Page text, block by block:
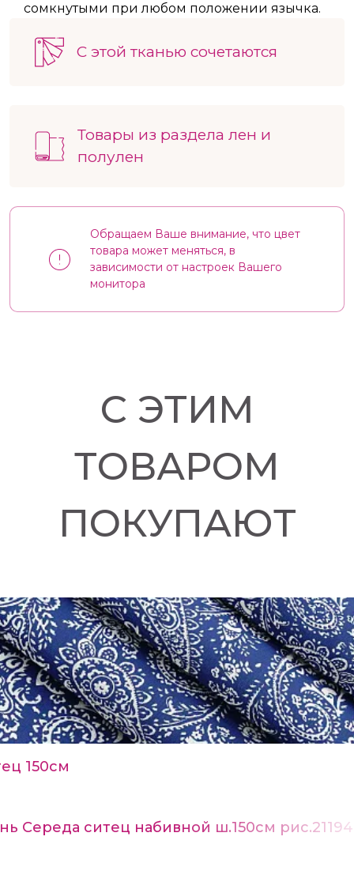
сомкнутыми при любом положении язычка.
С этой тканью сочетаются
Товары из раздела лен и
полулен
Обращаем Ваше внимание, что цвет
товара может меняться, в
зависимости от настроек Вашего
монитора
С ЭТИМ
ТОВАРОМ
ПОКУПАЮТ
150см
Середа ситец набивной ш.150см